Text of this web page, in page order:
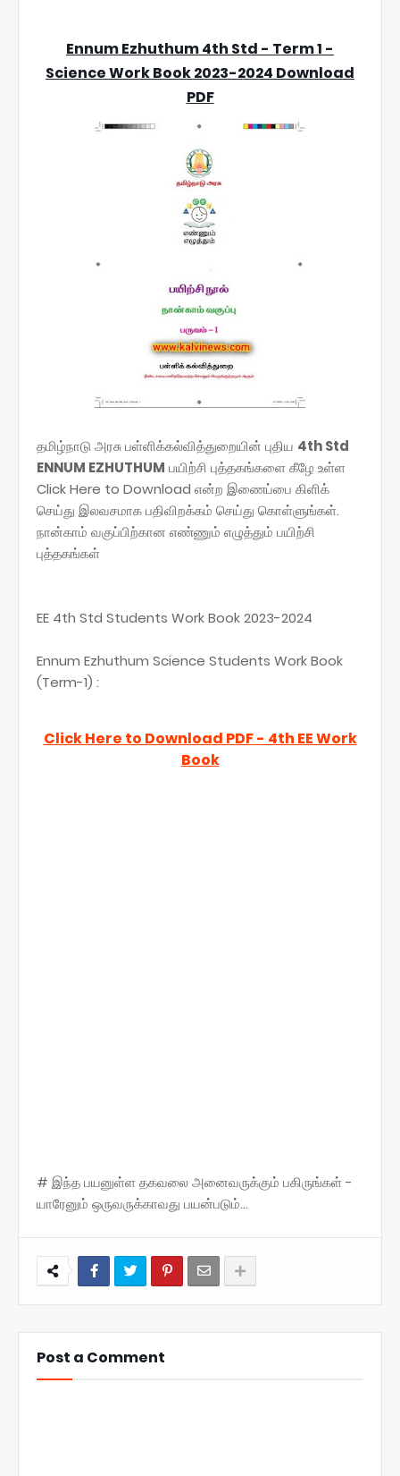
Ennum Ezhuthum 4th Std - Term 1 -
Science Work Book 2023-2024 Download
PDF
தமிழ்நாடு அரசு பள்ளிக்கல்வித்துறையின் புதிய 4th Std
ENNUM EZHUTHUM பயிற்சி புத்தகங்களை கீழே உள்ள
Click Here to Download என்ற இணைப்பை கிளிக்
செய்து இலவசமாக பதிவிறக்கம் செய்து கொள்ளுங்கள்.
நான்காம் வகுப்பிற்கான எண்ணும் எழுத்தும் பயிற்சி
புத்தகங்கள்
EE 4th Std Students Work Book 2023-2024
Ennum Ezhuthum Science Students Work Book
(Term-1) :
Click Here to Download PDF - 4th EE Work
Book
# இந்த பயனுள்ள தகவலை அனைவருக்கும் பகிருங்கள் -
யாரேனும் ஒருவருக்காவது பயன்படும்...
Post a Comment